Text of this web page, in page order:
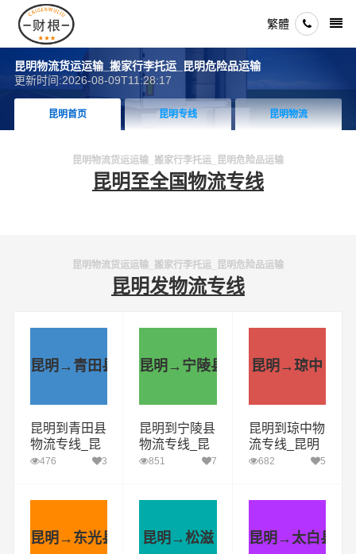
繁體
昆明物流货运运输_搬家行李托运_昆明危险品运输
更新时间:2026-08-09T11:28:17
昆明首页 昆明专线 昆明物流
昆明物流货运运输_搬家行李托运_昆明危险品运输
昆明至全国物流专线
昆明物流货运运输_搬家行李托运_昆明危险品运输
昆明发物流专线
昆明→青田县
昆明到青田县
物流专线_昆
明到青田县货
476 3
昆明→宁陵县
昆明到宁陵县
物流专线_昆
明到宁陵县货
851 7
昆明→琼中
昆明到琼中物
流专线_昆明
到琼中货运公
682 5
昆明→东光县 昆明→松滋 昆明→太白县